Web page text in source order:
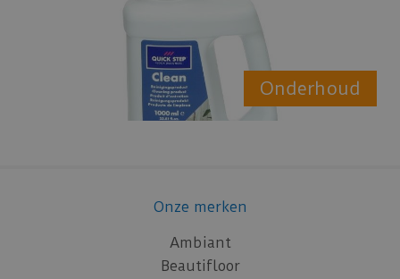
Onderhoud
Onze merken
Ambiant
Beautifloor